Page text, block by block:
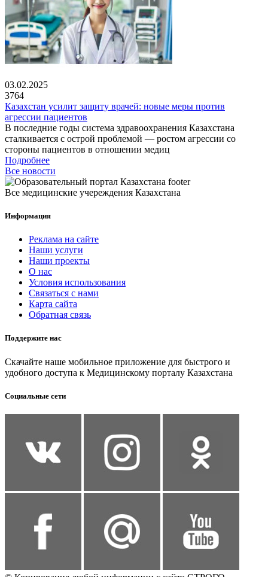
03.02.2025
3764
Казахстан усилит защиту врачей: новые меры против
агрессии пациентов
В последние годы система здравоохранения Казахстана
сталкивается с острой проблемой — ростом агрессии со
стороны пациентов в отношении медиц
Подробнее
Все новости
Все медицинские учереждения Казахстана
Информация
Реклама на сайте
Наши услуги
Наши проекты
О нас
Условия использования
Связаться с нами
Карта сайта
Обратная связь
Поддержите нас
Скачайте наше мобильное приложение для быстрого и
удобного доступа к Медицинскому порталу Казахстана
Социальные сети